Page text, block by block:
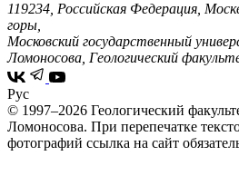
119234, Российская Федерация,
горы,
Московский государственный
Ломоносова, Геологический
Рус
© 1997–2026 Геологический
Ломоносова. При перепечатке
фотографий ссылка на сайт